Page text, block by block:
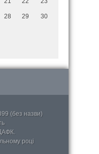
28 29 30
(без назви)
році